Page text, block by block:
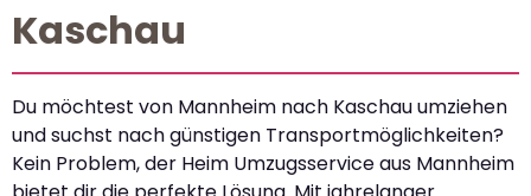
Kaschau
Du möchtest von Mannheim nach Kaschau umziehen
und suchst nach günstigen Transportmöglichkeiten?
Kein Problem, der Heim Umzugsservice aus Mannheim